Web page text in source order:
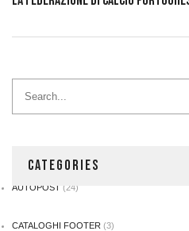
CATEGORIES
AUTOPOST (24)
CATALOGHI FOOTER (3)